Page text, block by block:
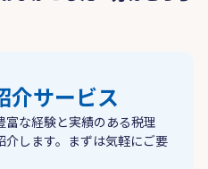
介サービス
な経験と実績のある税理
します。まずは気軽にご要